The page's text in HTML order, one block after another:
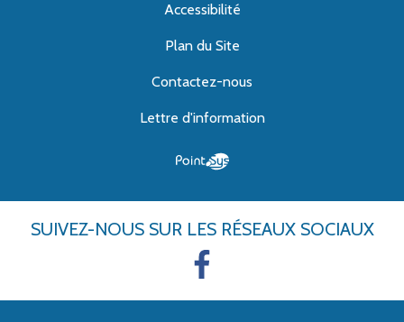
Accessibilité
Plan du Site
Contactez-nous
Lettre d'information
SUIVEZ-NOUS SUR LES RÉSEAUX SOCIAUX